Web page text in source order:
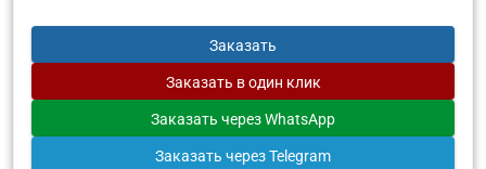
Заказать
Заказать в один клик
Заказать через WhatsApp
Заказать через Telegram